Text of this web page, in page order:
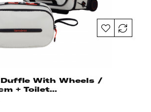
Duffle With Wheels /
+ Toilet...